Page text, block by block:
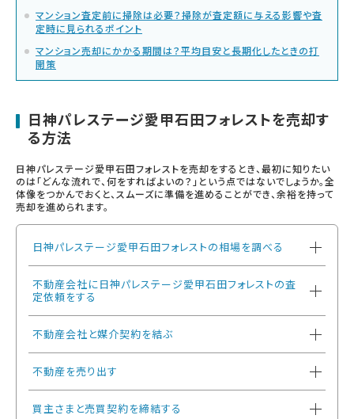
マンション査定前に掃除は必要？掃除が査定額に与える影響や査
定時に見られるポイント
マンション売却にかかる期間は？平均目安と長期化したときの打
開策
日神パレステージ愛甲石田フォレストを売却す
る方法
日神パレステージ愛甲石田フォレストを売却をするとき、最初に知りたい
のは「どんな流れで、何をすればよいの？」という点ではないでしょうか。全
体像をつかんでおくと、スムーズに準備を進めることができ、余裕を持って
売却を進められます。
日神パレステージ愛甲石田フォレストの相場を調べる
不動産会社に日神パレステージ愛甲石田フォレストの査
定依頼をする
不動産会社と媒介契約を結ぶ
不動産を売り出す
買主さまと売買契約を締結する